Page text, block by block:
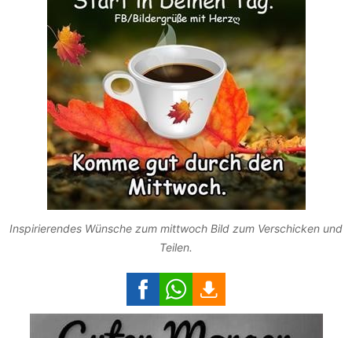
Inspirierendes Wünsche zum mittwoch Bild zum Verschicken und
Teilen.